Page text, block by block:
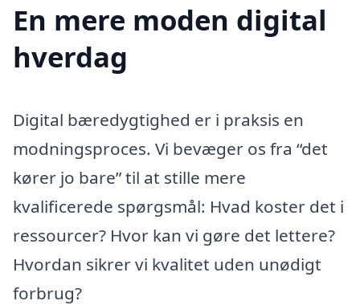
En mere moden digital
hverdag
Digital bæredygtighed er i praksis en
modningsproces. Vi bevæger os fra “det
kører jo bare” til at stille mere
kvalificerede spørgsmål: Hvad koster det i
ressourcer? Hvor kan vi gøre det lettere?
Hvordan sikrer vi kvalitet uden unødigt
forbrug?